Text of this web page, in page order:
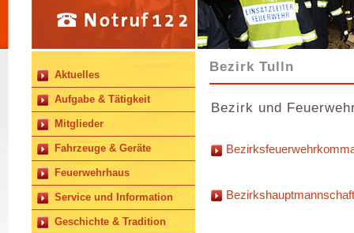
Aktuelles
Aufgabe & Tätigkeit
Mitglieder
Fahrzeuge & Geräte
Feuerwehrhaus
Service und Information
Geschichte & Tradition
Bezirk Tulln
Bezirk und